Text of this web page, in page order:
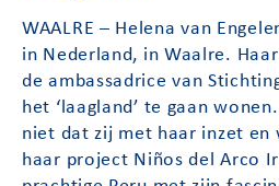
WAALRE – Helena van
in Nederland, in Waalre.
de ambassadrice van
het ‘laagland’ te gaan
niet dat zij met haar inzet en
haar project Niños del Arco